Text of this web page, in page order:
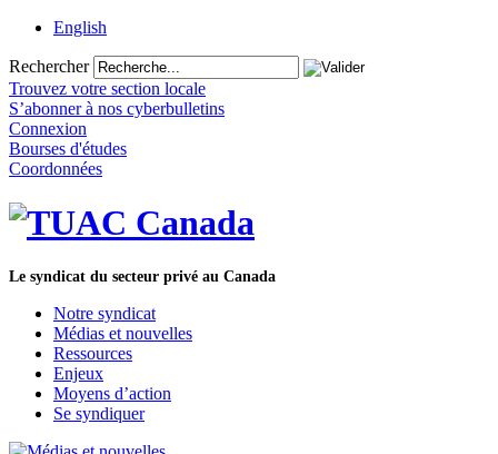
English
Rechercher
Trouvez votre section locale
S’abonner à nos cyberbulletins
Connexion
Bourses d'études
Coordonnées
Le syndicat du secteur privé au Canada
Notre syndicat
Médias et nouvelles
Ressources
Enjeux
Moyens d’action
Se syndiquer